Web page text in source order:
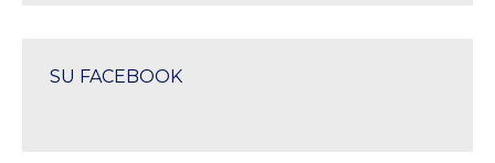
SU FACEBOOK